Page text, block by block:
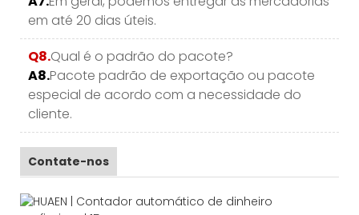
em até 20 dias úteis.
Q8.Qual é o padrão do pacote?
A8.Pacote padrão de exportação ou pacote
especial de acordo com a necessidade do
cliente.
Contate-nos